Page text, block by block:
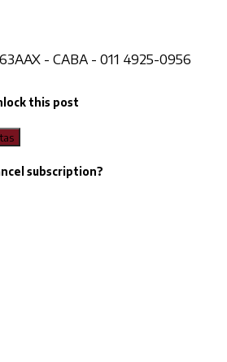
- CABA - 011 4925-0956
this post
subscription?